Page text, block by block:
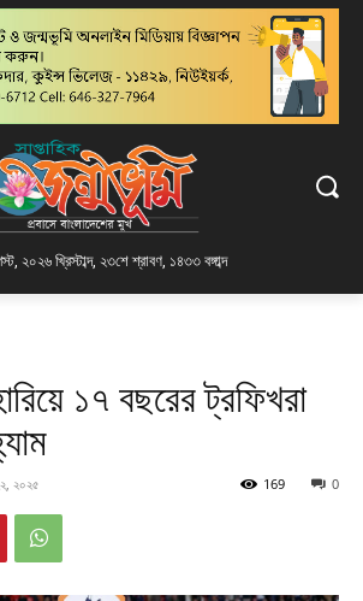
২০২৬ খ্রিস্টাব্দ, ২৩শে শ্রাবণ, ১৪৩৩ বঙ্গাব্দ
১৭ বছরের ট্রফিখরা
২০২৫ 0
169